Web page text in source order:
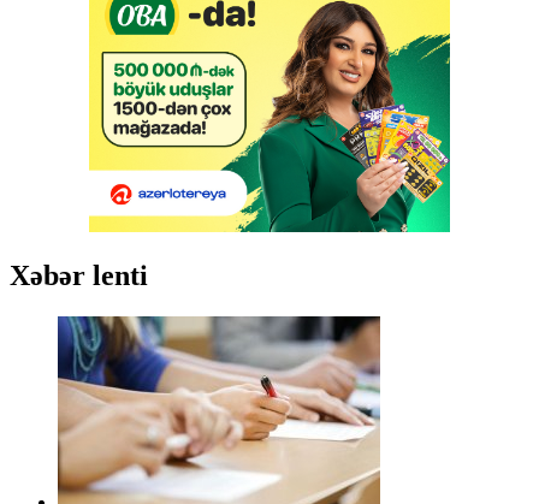
Xəbər lenti